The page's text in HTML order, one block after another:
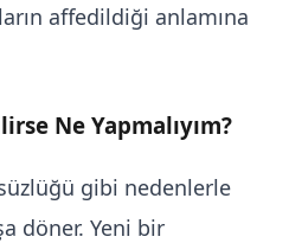
affedildiği anlamına
Ne Yapmalıyım?
gibi nedenlerle
döner. Yeni bir